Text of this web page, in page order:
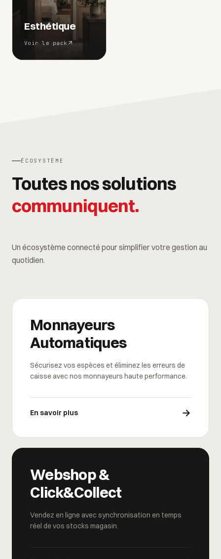
Esthétique
Voir le pack
ÉCOSYSTÈME
Toutes nos solutions
communiquent.
Un écosystème connecté pour simplifier votre gestion au
quotidien.
Monnayeurs
Automatiques
Sécurisez vos espèces et éliminez les erreurs de
caisse avec nos monnayeurs haute performance.
En savoir plus →
Webshop &
Click&Collect
Vendez en ligne avec synchronisation en temps
réel de vos stocks magasin.